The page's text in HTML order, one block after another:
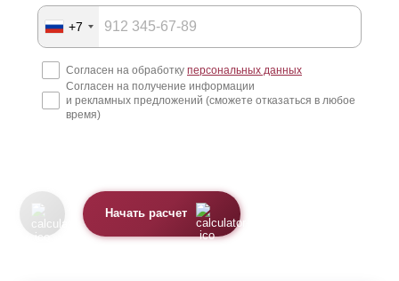
+7
Согласен на обработку персональных данных
Согласен на получение информации
и рекламных предложений (сможете отказаться в любое
время)
Начать расчет